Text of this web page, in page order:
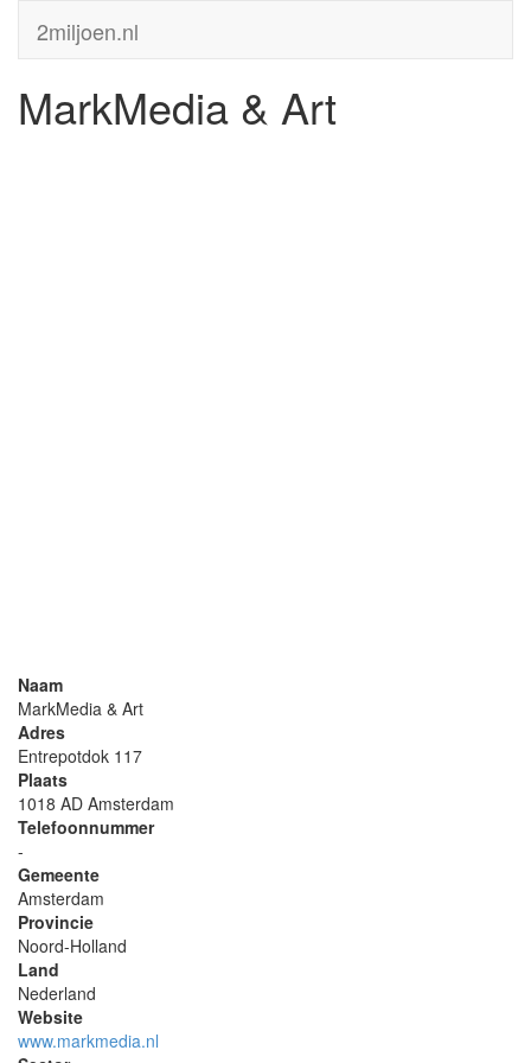
2miljoen.nl
MarkMedia & Art
Naam
MarkMedia & Art
Adres
Entrepotdok 117
Plaats
1018 AD Amsterdam
Telefoonnummer
-
Gemeente
Amsterdam
Provincie
Noord-Holland
Land
Nederland
Website
www.markmedia.nl